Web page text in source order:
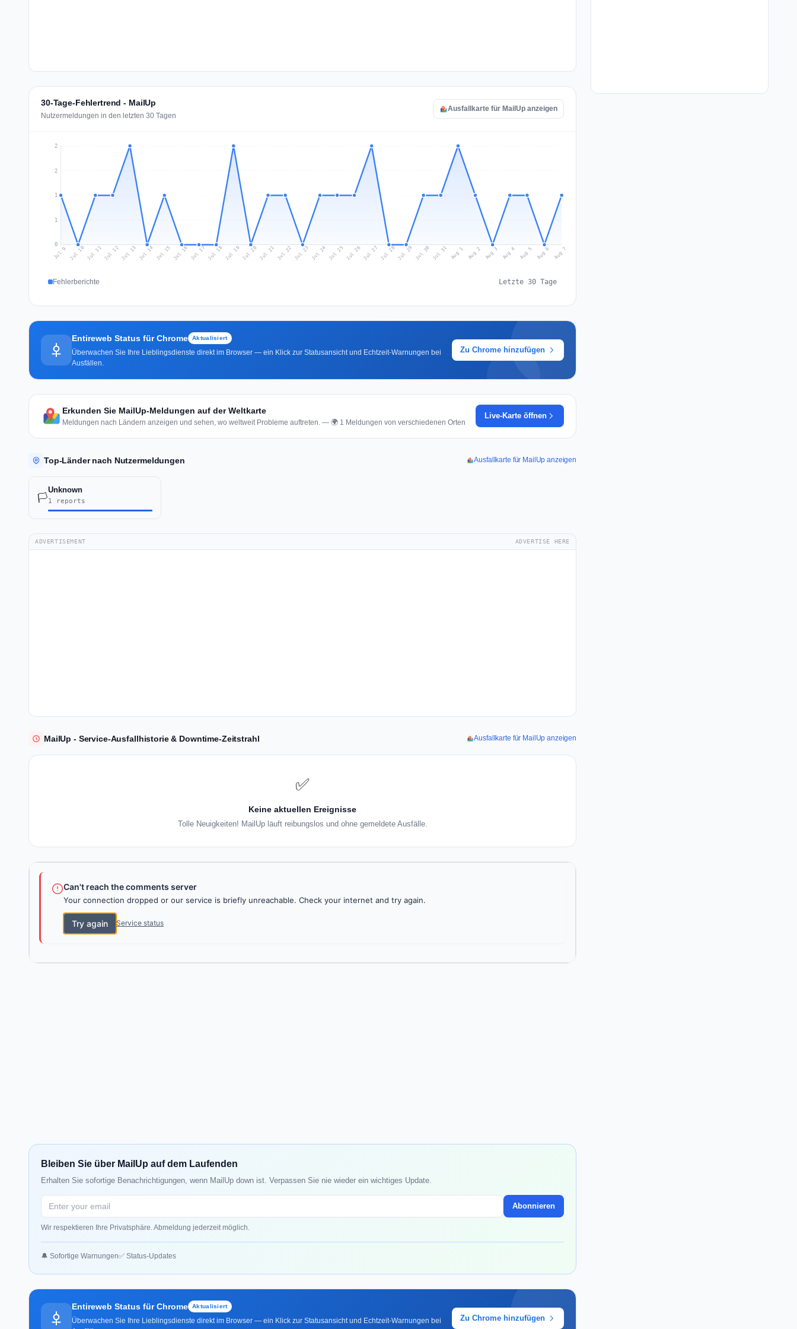
30-Tage-Fehlertrend - MailUp
Nutzermeldungen in den letzten 30 Tagen
Ausfallkarte für MailUp anzeigen
0
1
1
2
2
Jul 9 Jul 10 Jul 11Jul 12Jul 13 Jul 14 Jul 15 Jul 16 Jul 17 Jul 18Jul 19 Jul 20 Jul 21 Jul 22 Jul 23 Jul 24 Jul 25 Jul 26Jul 27 Jul 28Jul 29 Jul 30 Jul 31 Aug 1 Aug 2 Aug 3 Aug 4 Aug 5 Aug 6 Aug 7
Fehlerberichte Letzte 30 Tage
Entireweb Status für Chrome Aktualisiert
Überwachen Sie Ihre Lieblingsdienste direkt im Browser — ein Klick zur Statusansicht und Echtzeit-Warnungen bei
Ausfällen.
Zu Chrome hinzufügen
Erkunden Sie MailUp-Meldungen auf der Weltkarte
Meldungen nach Ländern anzeigen und sehen, wo weltweit Probleme auftreten. — 🌍 1 Meldungen von verschiedenen Orten
Live-Karte öffnen
Top-Länder nach Nutzermeldungen Ausfallkarte für MailUp anzeigen
🏳️
Unknown
1 reports
ADVERTISEMENT ADVERTISE HERE
MailUp - Service-Ausfallhistorie & Downtime-Zeitstrahl Ausfallkarte für MailUp anzeigen
✅
Keine aktuellen Ereignisse
Tolle Neuigkeiten! MailUp läuft reibungslos und ohne gemeldete Ausfälle.
Can't reach the comments server
Your connection dropped or our service is briefly unreachable. Check your internet and try again.
Try again Service status
Bleiben Sie über MailUp auf dem Laufenden
Erhalten Sie sofortige Benachrichtigungen, wenn MailUp down ist. Verpassen Sie nie wieder ein wichtiges Update.
Abonnieren
Wir respektieren Ihre Privatsphäre. Abmeldung jederzeit möglich.
🔔 Sofortige Warnungen✅ Status-Updates
Entireweb Status für Chrome Aktualisiert
Überwachen Sie Ihre Lieblingsdienste direkt im Browser — ein Klick zur Statusansicht und Echtzeit-Warnungen bei
Zu Chrome hinzufügen